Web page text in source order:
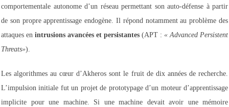
comportementale autonome d’un réseau permettant son auto-défense à partir
de son propre apprentissage endogène. Il répond notamment au problème des
attaques en intrusions avancées et persistantes (APT : « Advanced Persistent
Threats»).
Les algorithmes au cœur d’Akheros sont le fruit de dix années de recherche.
L’impulsion initiale fut un projet de prototypage d’un moteur d’apprentissage
implicite pour une machine. Si une machine devait avoir une mémoire